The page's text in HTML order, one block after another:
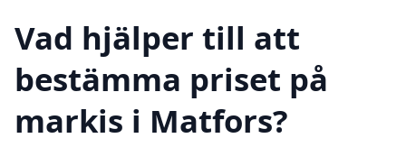
Vad hjälper till att
bestämma priset på
markis i Matfors?